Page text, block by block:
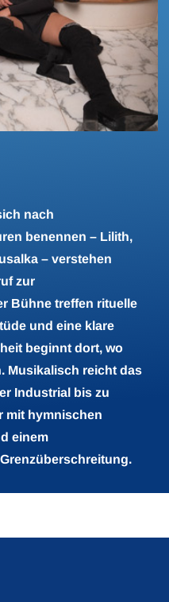
nach
benennen – Lilith,
– verstehen
zur
Bühne treffen rituelle
und eine klare
beginnt dort, wo
Musikalisch reicht das
Industrial bis zu
mit hymnischen
einem